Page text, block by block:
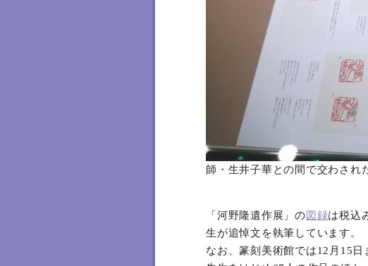
師・生井子華との間で交わされ
「河野隆遺作展」の図録は税込
生が追悼文を執筆しています。
なお、篆刻美術館では12月15